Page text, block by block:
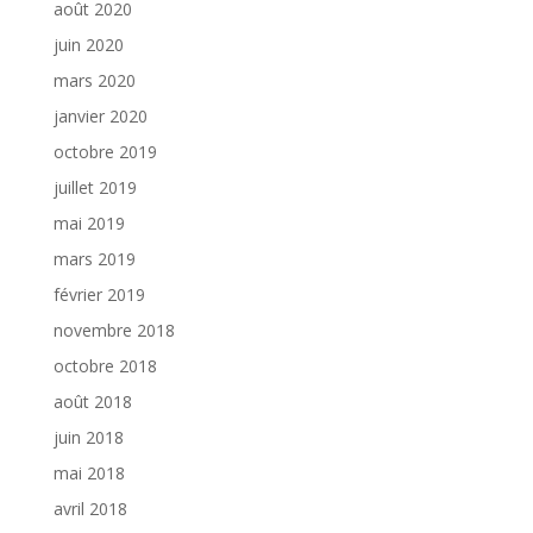
août 2020
juin 2020
mars 2020
janvier 2020
octobre 2019
juillet 2019
mai 2019
mars 2019
février 2019
novembre 2018
octobre 2018
août 2018
juin 2018
mai 2018
avril 2018